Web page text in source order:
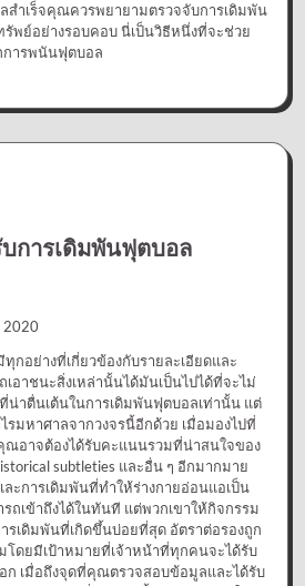
สำเร็จคุณควรพยายามตรวจจับการเดิมพัน
พย์อย่างรอบคอบ นี่เป็นวิธีหนึ่งที่จะช่วย
การพนันฟุตบอล
การเดิมพันฟุตบอล
2020
อย่างที่เกี่ยวข้องกับรายละเอียดและ
อาชนะสิ่งเหล่านั้นได้มันเป็นไปได้ที่จะไม่
น่าตื่นเต้นในการเดิมพันฟุตบอลเท่านั้น แต่
มหาศาลจากวงจรนี้อีกด้วย เมื่อมองไปที่
อาจต้องได้รับคะแนนรวมที่น่าสนใจของ
subtleties และอื่น ๆ อีกมากมาย
ะการเดิมพันที่ทำให้ร่างกายอ่อนแอเป็น
ถเข้าถึงได้ในทันที แต่พวกเขาให้กิจกรรม
รเดิมพันที่เกิดขึ้นบ่อยที่สุด อัตราต่อรองถูก
โดยมีเป้าหมายที่เจ้าหน้าที่ทุกคนจะได้รับ
ก เมื่อถึงจุดที่คุณตรวจสอบข้อมูลและได้รับ